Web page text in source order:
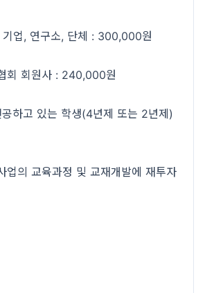
기업, 연구소, 단체 : 300,000원
회 회원사 : 240,000원
하고 있는 학생(4년제 또는 2년제)
업의 교육과정 및 교재개발에 재투자